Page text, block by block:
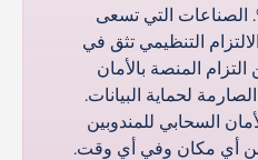
يقارب 99.99%. الصناعات التي تسعى
التنظيمي تثق في
المنصة بالأمان
لحماية البيانات.
السحابي للمندوبين
من أي مكان وفي أي وقت.